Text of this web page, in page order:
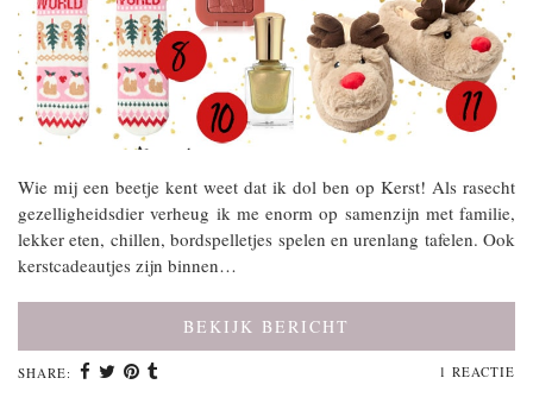
Wie mij een beetje kent weet dat ik dol ben op Kerst! Als rasecht
gezelligheidsdier verheug ik me enorm op samenzijn met familie,
lekker eten, chillen, bordspelletjes spelen en urenlang tafelen. Ook
kerstcadeautjes zijn binnen…
BEKIJK BERICHT
SHARE: 1 REACTIE